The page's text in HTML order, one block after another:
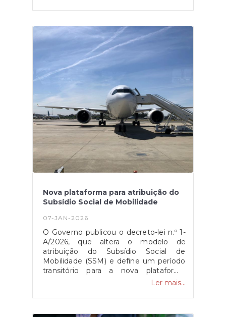
cidadãos, empresas, agricultores e
danos em habitações, atividades
económicas, explorações agrícolas e
infraestruturas públicas, com vista ao
acesso a apoios técnicos e
financeiros.O registo dos prejuízos é
um passo essencial para a avaliação
dos danos e para a ativação dos
mecanismos de apoio público. A
plataforma pode ser consultada no site
oficial da CCDR Centro.Esta
candidatura está disponível no site da
CCDR, através do deste
link.Fonte: CCDR
Nova plataforma para atribuição do
Subsídio Social de Mobilidade
07-JAN-2026
O Governo publicou o decreto-lei n.º 1-
A/2026, que altera o modelo de
atribuição do Subsídio Social de
Mobilidade (SSM) e define um período
transitório para a nova plataforma
eletrónica, a qual ficará disponível a
se às viagens entre as regiões
Ler mais...